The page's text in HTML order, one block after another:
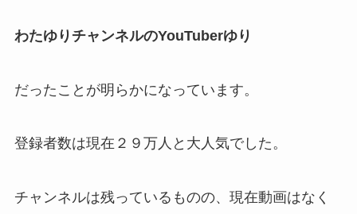
わたゆりチャンネルのYouTuberゆり
だったことが明らかになっています。
登録者数は現在２９万人と大人気でした。
チャンネルは残っているものの、 現在動画はなく